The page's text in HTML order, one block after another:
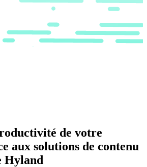
de votre
aux solutions de contenu
Hyland